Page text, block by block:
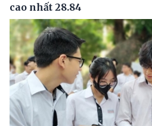
cao nhất 28.84